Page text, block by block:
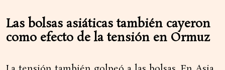
Las bolsas asiáticas también cayeron
como efecto de la tensión en Ormuz